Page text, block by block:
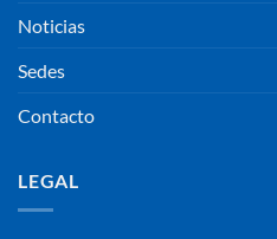
Noticias
Sedes
Contacto
LEGAL